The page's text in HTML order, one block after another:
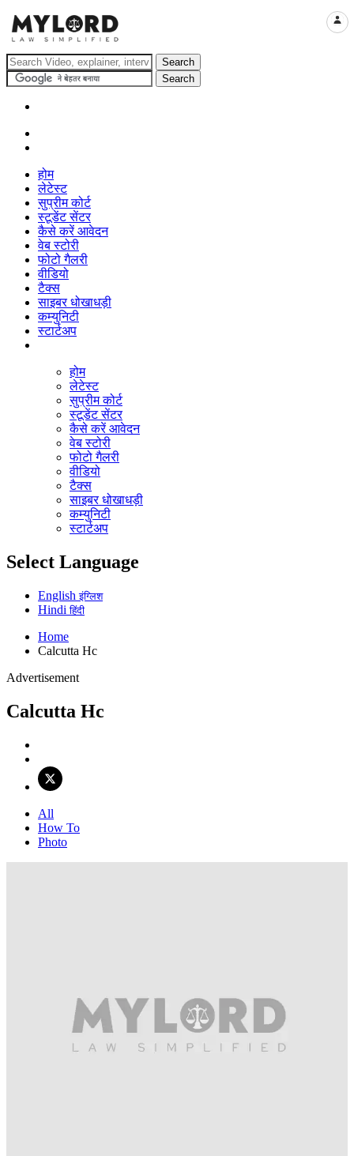
होम
लेटेस्ट
सुप्रीम कोर्ट
स्टूडेंट सेंटर
कैसे करें आवेदन
वेब स्टोरी
फोटो गैलरी
वीडियो
टैक्स
साइबर धोखाधड़ी
कम्युनिटी
स्टार्टअप
होम
लेटेस्ट
सुप्रीम कोर्ट
स्टूडेंट सेंटर
कैसे करें आवेदन
वेब स्टोरी
फोटो गैलरी
वीडियो
टैक्स
साइबर धोखाधड़ी
कम्युनिटी
स्टार्टअप
Select Language
Englishइंग्लिश
Hindiहिंदी
Home
Calcutta Hc
Advertisement
Calcutta Hc
All
How To
Photo